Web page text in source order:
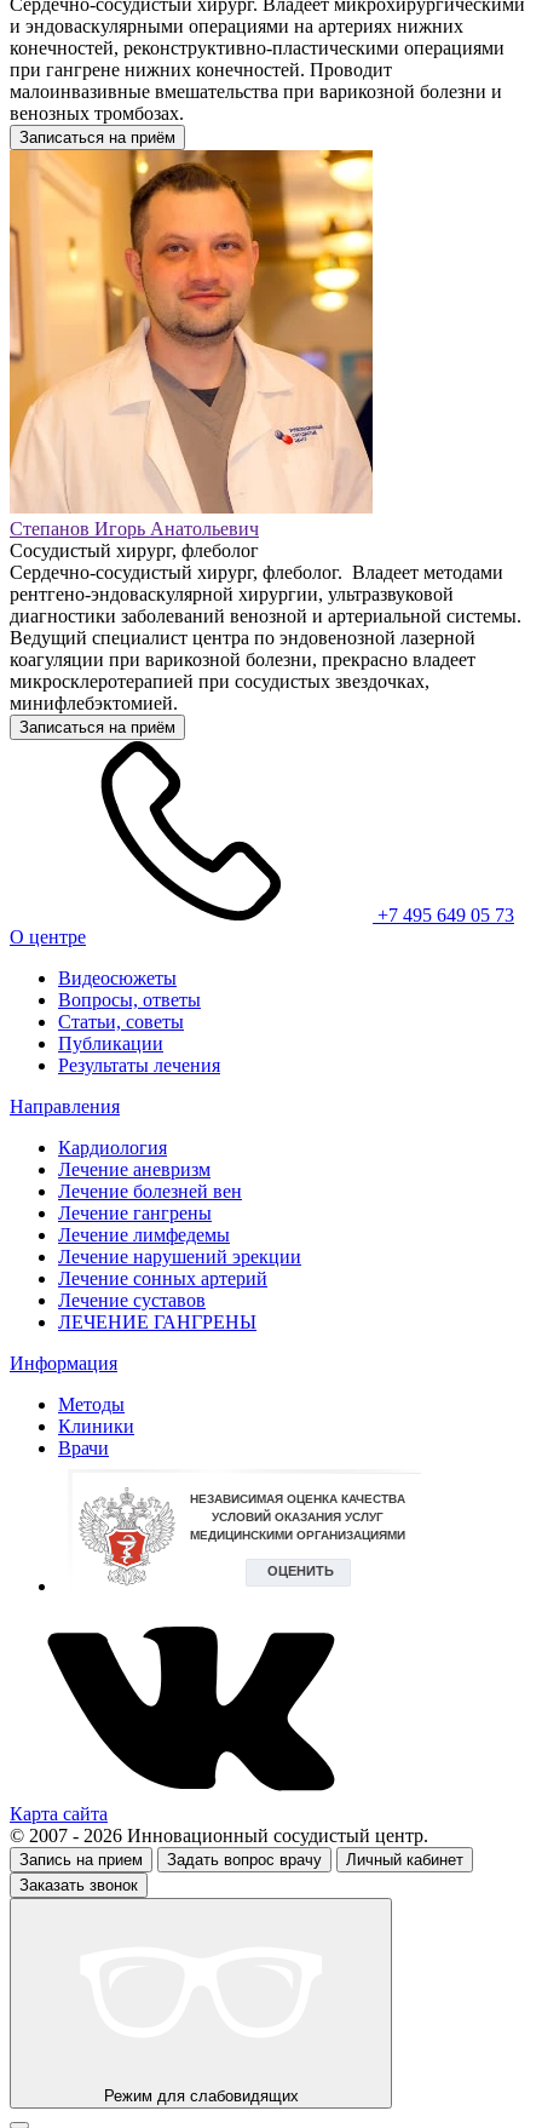
и эндоваскулярными операциями на артериях нижних
конечностей, реконструктивно-пластическими операциями
при гангрене нижних конечностей. Проводит
малоинвазивные вмешательства при варикозной болезни и
венозных тромбозах.
Записаться на приём
Степанов Игорь Анатольевич
Сосудистый хирург, флеболог
Сердечно-сосудистый хирург, флеболог. Владеет методами
рентгено-эндоваскулярной хирургии, ультразвуковой
диагностики заболеваний венозной и артериальной системы.
Ведущий специалист центра по эндовенозной лазерной
коагуляции при варикозной болезни, прекрасно владеет
микросклеротерапией при сосудистых звездочках,
минифлебэктомией.
Записаться на приём
+7 495 649 05 73
О центре
Видеосюжеты
Вопросы, ответы
Статьи, советы
Публикации
Результаты лечения
Направления
Кардиология
Лечение аневризм
Лечение болезней вен
Лечение гангрены
Лечение лимфедемы
Лечение нарушений эрекции
Лечение сонных артерий
Лечение суставов
ЛЕЧЕНИЕ ГАНГРЕНЫ
Информация
Методы
Клиники
Врачи
Карта сайта
© 2007 - 2026 Инновационный сосудистый центр.
Запись на прием Задать вопрос врачу
Личный кабинет
Заказать звонок
Режим для слабовидящих